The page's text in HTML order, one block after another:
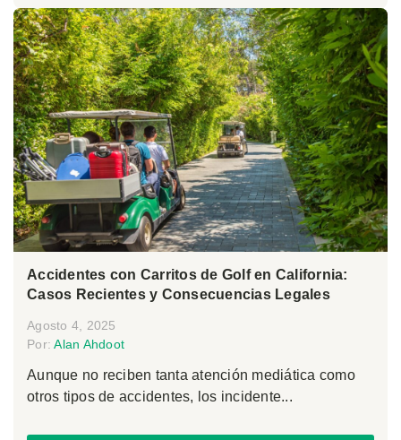
Accidentes con Carritos de Golf en California:
Casos Recientes y Consecuencias Legales
Agosto 4, 2025
Por:Alan Ahdoot
Aunque no reciben tanta atención mediática como
otros tipos de accidentes, los incidente...